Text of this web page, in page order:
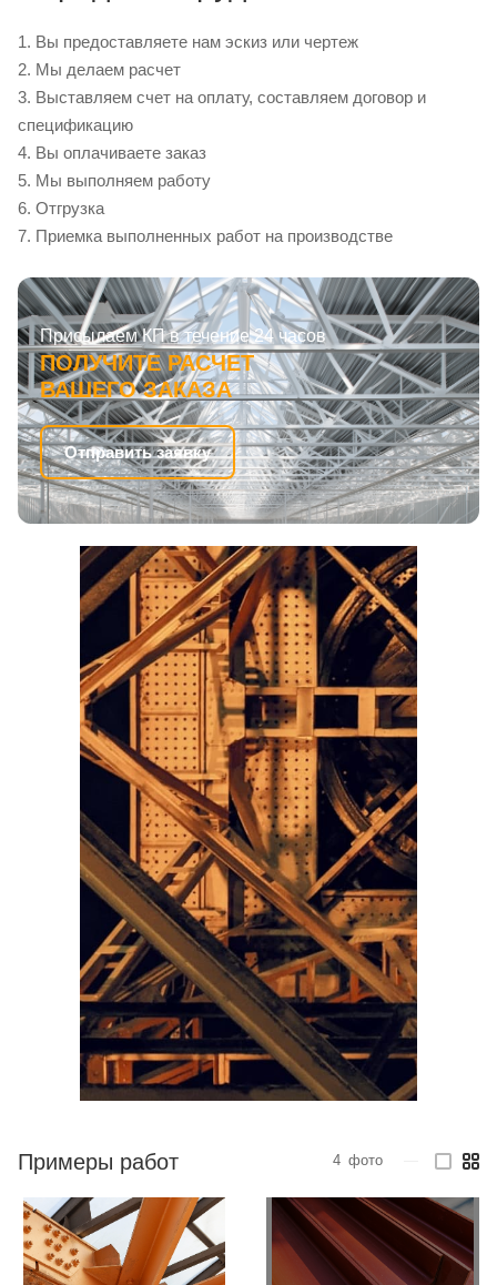
1. Вы предоставляете нам эскиз или чертеж
2. Мы делаем расчет
3. Выставляем счет на оплату, составляем договор и
спецификацию
4. Вы оплачиваете заказ
5. Мы выполняем работу
6. Отгрузка
7. Приемка выполненных работ на производстве
Присылаем КП в течение 24 часов
ПОЛУЧИТЕ РАСЧЕТ
ВАШЕГО ЗАКАЗА
Отправить заявку
Примеры работ 4 фото